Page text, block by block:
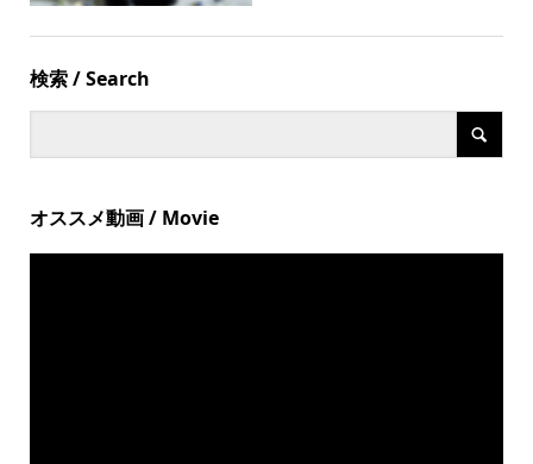
検索 / Search
オススメ動画 / Movie